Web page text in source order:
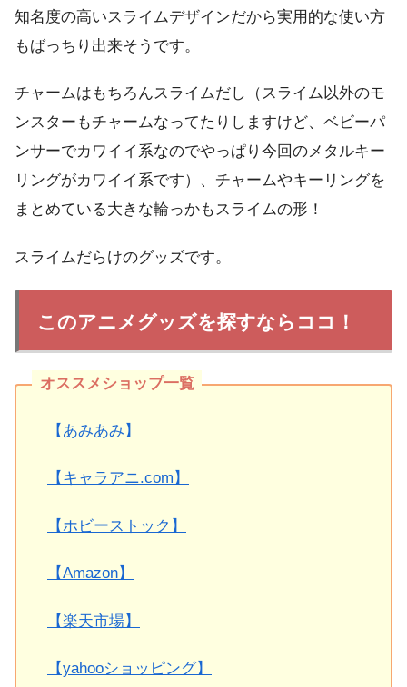
知名度の高いスライムデザインだから実用的な使い方
もばっちり出来そうです。
チャームはもちろんスライムだし（スライム以外のモ
ンスターもチャームなってたりしますけど、ベビーパ
ンサーでカワイイ系なのでやっぱり今回のメタルキー
リングがカワイイ系です）、チャームやキーリングを
まとめている大きな輪っかもスライムの形！
スライムだらけのグッズです。
このアニメグッズを探すならココ！
【あみあみ】
【キャラアニ.com】
【ホビーストック】
【Amazon】
【楽天市場】
【yahooショッピング】